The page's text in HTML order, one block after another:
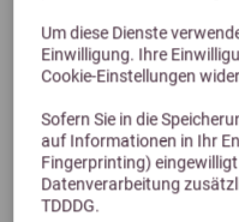
Um diese Dienste
Einwilligung. Ihre
Cookie-Einstellungen
Sofern Sie in die
auf Informationen in Ihr
Fingerprinting)
Datenverarbeitung
TDDDG.